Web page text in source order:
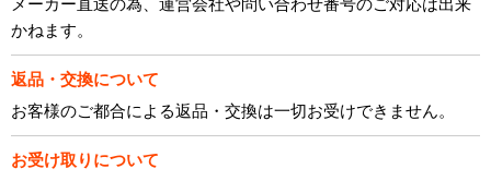
メーカー直送の為、運営会社や問い合わせ番号のご対応は出来
かねます。
返品・交換について
お客様のご都合による返品・交換は一切お受けできません。
お受け取りについて